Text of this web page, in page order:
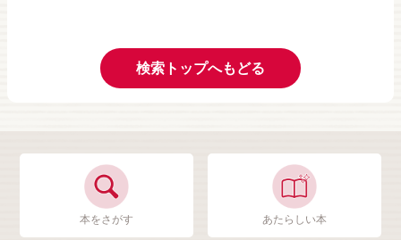
検索トップへもどる
本をさがす あたらしい本